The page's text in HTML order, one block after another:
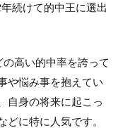
続けて的中王に選出
高い的中率を誇って
や悩み事を抱えてい
自身の将来に起こっ
に特に人気です。